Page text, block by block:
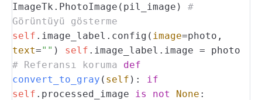
ImageTk.PhotoImage(pil_image)
#
Görüntüyü gösterme
self .image_label.config( image=photo,
text="" ) self .image_label.image = photo
# Referansı koruma
def
convert_to_gray ( self ):
if
self .processed_image is not None :